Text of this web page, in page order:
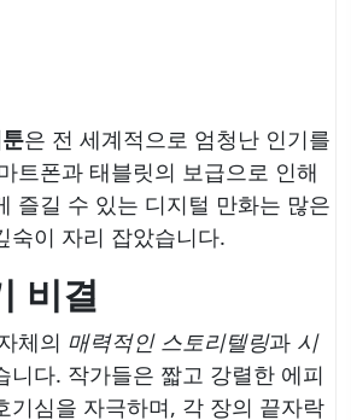
은 전 세계적으로 엄청난 인기를
트폰과 태블릿의 보급으로 인해
즐길 수 있는 디지털 만화는 많은
숙이 자리 잡았습니다.
비결
체의 매력적인 스토리텔링과 시
니다. 작가들은 짧고 강렬한 에피
기심을 자극하며, 각 장의 끝자락